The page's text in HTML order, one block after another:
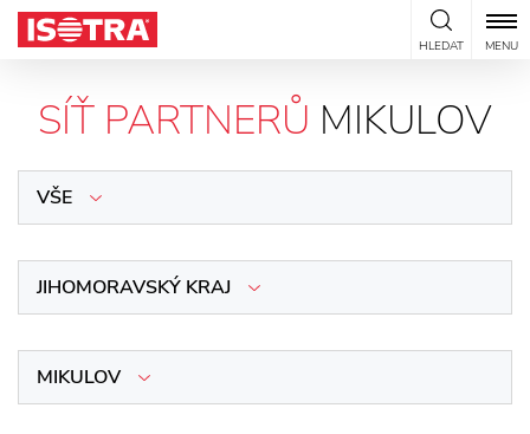
Přeskočit na obsah
HLEDAT MENU
SÍŤ PARTNERŮ MIKULOV
VŠE
JIHOMORAVSKÝ KRAJ
MIKULOV